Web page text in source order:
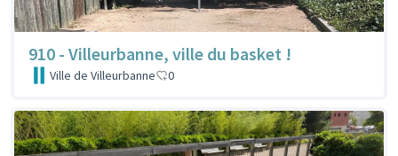
910 - Villeurbanne, ville du basket !
Ville de Villeurbanne 0